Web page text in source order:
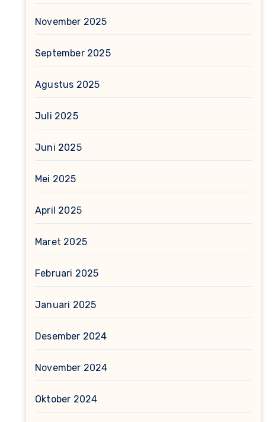
November 2025
September 2025
Agustus 2025
Juli 2025
Juni 2025
Mei 2025
April 2025
Maret 2025
Februari 2025
Januari 2025
Desember 2024
November 2024
Oktober 2024